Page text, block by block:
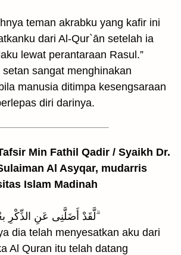
teman akrabku yang kafir ini
dari Al-Qur`ān setelah ia
lewat perantaraan Rasul.”
sangat menghinakan
manusia ditimpa kesengsaraan
diri darinya.
Min Fathil Qadir / Syaikh Dr.
Al Asyqar, mudarris
Islam Madinah
dia telah menyesatkan aku dari
Al Quran itu telah datang